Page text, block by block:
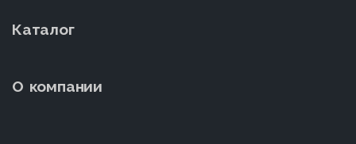
Каталог
О компании